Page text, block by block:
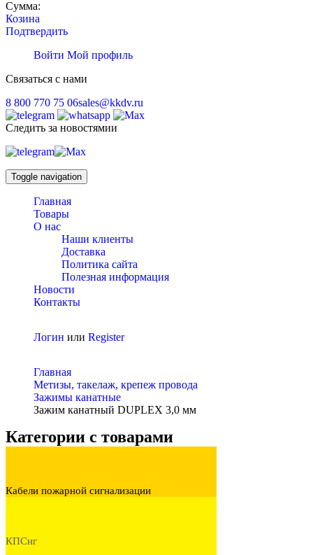
Сумма:
Козина
Подтвердить
Войти Мой профиль
Связаться с нами
8 800 770 75 06sales@kkdv.ru
Следить за новостямии
Toggle navigation
Главная
Товары
О нас
Наши клиенты
Доставка
Политика сайта
Полезная информация
Новости
Контакты
Логин или Register
Главная
Метизы, такелаж, крепеж провода
Зажимы канатные
Зажим канатный DUPLEX 3,0 мм
Категории с товарами
Кабели пожарной сигнализации
КПСнг